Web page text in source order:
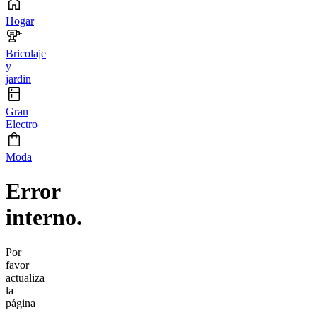
Hogar
Bricolaje
y
jardin
Gran
Electro
Moda
Error
interno.
Por
favor
actualiza
la
página